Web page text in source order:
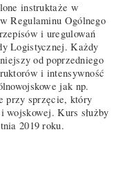
instruktaże w
Regulaminu Ogólnego
i uregulowań
Logistycznej. Każdy
od poprzedniego
i intensywność
jak np.
przy sprzęcie, który
wojskowej. Kurs służby
2019 roku.